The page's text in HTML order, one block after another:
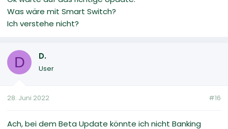
Was wäre mit Smart Switch?
Ich verstehe nicht?
D D.
User
28. Juni 2022 #16
Ach, bei dem Beta Update könnte ich nicht Banking